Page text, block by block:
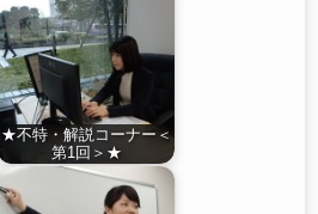
★不特・解説コーナー＜
第1回＞★